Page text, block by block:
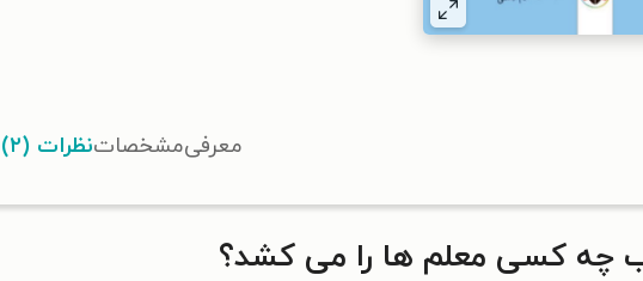
معرفیمشخصاتنظرات (۲)
چه کسی معلم ها را می کشد؟